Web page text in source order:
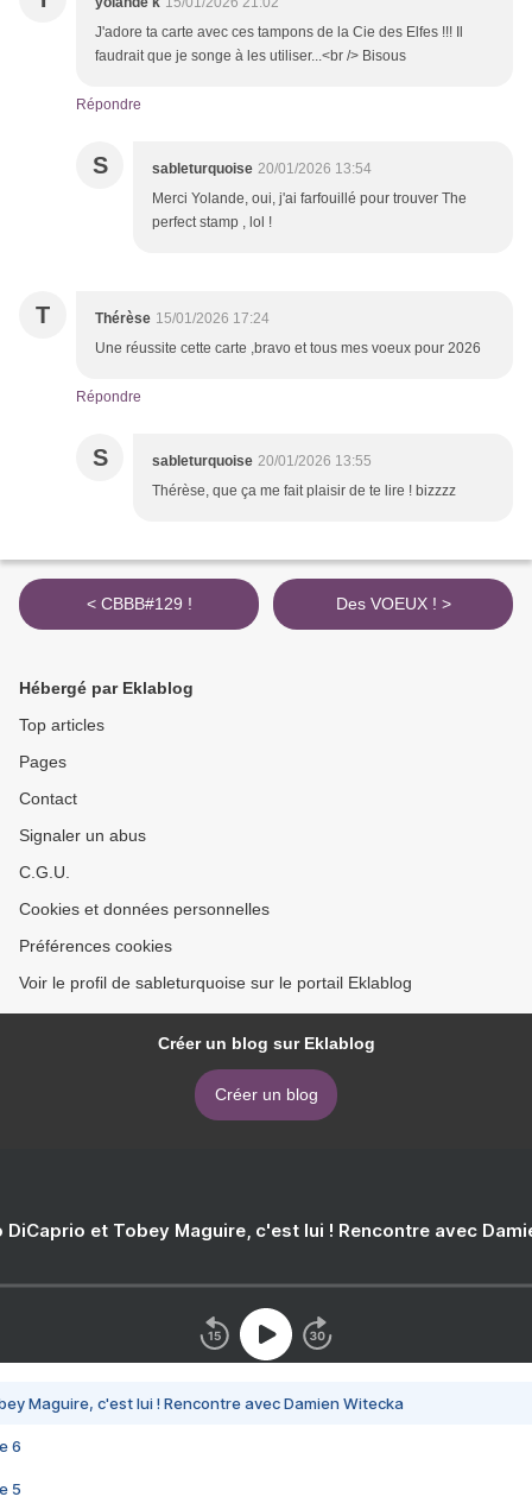
J'adore ta carte avec ces tampons de la Cie des Elfes !!! Il
faudrait que je songe à les utiliser...<br /> Bisous
Répondre
S sableturquoise 20/01/2026 13:54
Merci Yolande, oui, j'ai farfouillé pour trouver The
perfect stamp , lol !
T Thérèse 15/01/2026 17:24
Une réussite cette carte ,bravo et tous mes voeux pour 2026
Répondre
S sableturquoise 20/01/2026 13:55
Thérèse, que ça me fait plaisir de te lire ! bizzzz
< CBBB#129 ! Des VOEUX ! >
Hébergé par Eklablog
Top articles
Pages
Contact
Signaler un abus
C.G.U.
Cookies et données personnelles
Préférences cookies
Voir le profil de sableturquoise sur le portail Eklablog
Créer un blog sur Eklablog
Créer un blog
DiCaprio et Tobey Maguire, c'est lui ! Rencontre avec
Maguire, c'est lui ! Rencontre avec Damien Witecka
6
5